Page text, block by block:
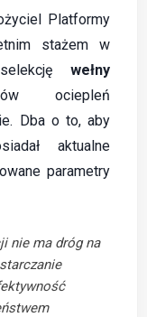
Platformy
stażem w
wełny
ociepleń
Dba o to, aby
aktualne
parametry
nie ma dróg na